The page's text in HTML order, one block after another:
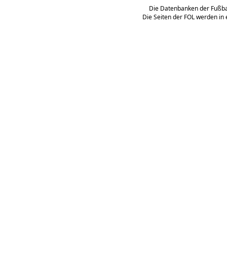
Die Datenbanken der
Die Seiten der FOL werden